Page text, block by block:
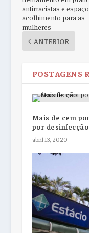
antirracistas e
acolhimento para as
mulheres
ANTERIOR
POSTAGENS
Mais de cem
por desinfecção
abril 13, 2020